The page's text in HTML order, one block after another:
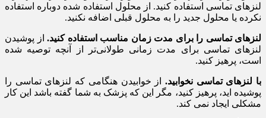
لنزهای تماسی استفاده کنید. از محلول استفاده شده دوباره استفاده
نکرده یا محلول جدید را به محلول قبلی اضافه نکنید.
لنزهای تماسی را برای مدت زمان مناسب استفاده کنید. از پوشیدن
لنزهای تماسی برای مدت زمانی طولانی‌تر از آنچه توصیه شده
است، پرهیز کنید.
با لنزهای تماسی نخوابید. از خوابیدن هنگامی که لنزهای تماسی را
پوشیده اید، پرهیز کنید، مگر این که پزشک به شما گفته باشد این کار
مشکلی ایجاد نمی کند.